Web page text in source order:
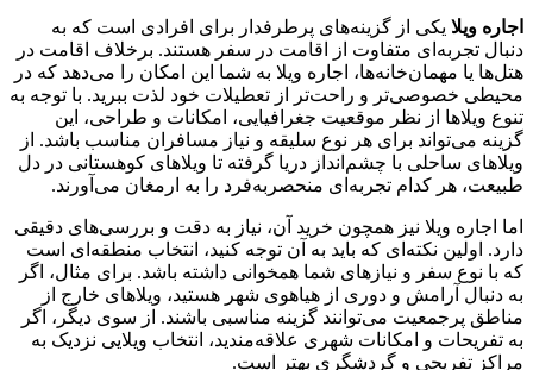
اجاره ویلا یکی از گزینه‌های پرطرفدار برای افرادی است که به
دنبال تجربه‌ای متفاوت از اقامت در سفر هستند. برخلاف اقامت در
هتل‌ها یا مهمان‌خانه‌ها، اجاره ویلا به شما این امکان را می‌دهد که در
محیطی خصوصی‌تر و راحت‌تر از تعطیلات خود لذت ببرید. با توجه به
تنوع ویلاها از نظر موقعیت جغرافیایی، امکانات و طراحی، این
گزینه می‌تواند برای هر نوع سلیقه و نیاز مسافران مناسب باشد. از
ویلاهای ساحلی با چشم‌انداز دریا گرفته تا ویلاهای کوهستانی در دل
طبیعت، هر کدام تجربه‌ای منحصربه‌فرد را به ارمغان می‌آورند.
اما اجاره ویلا نیز همچون خرید آن، نیاز به دقت و بررسی‌های دقیقی
دارد. اولین نکته‌ای که باید به آن توجه کنید، انتخاب منطقه‌ای است
که با نوع سفر و نیازهای شما همخوانی داشته باشد. برای مثال، اگر
به دنبال آرامش و دوری از هیاهوی شهر هستید، ویلاهای خارج از
مناطق پرجمعیت می‌توانند گزینه مناسبی باشند. از سوی دیگر، اگر
به تفریحات و امکانات شهری علاقه‌مندید، انتخاب ویلایی نزدیک به
مراکز تفریحی و گردشگری بهتر است.